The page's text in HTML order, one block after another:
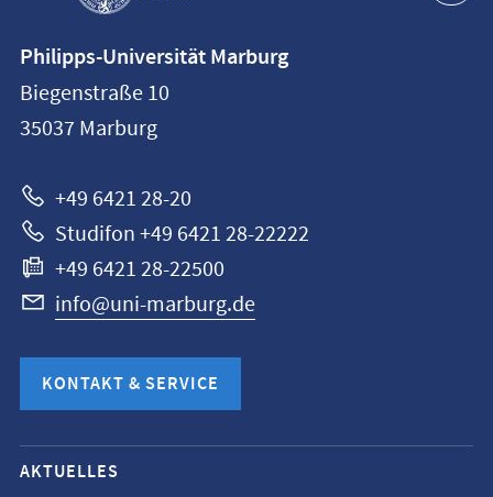
Philipps-
Universität
Marburg
Philipps-Universität Marburg
Biegenstraße 10
35037 Marburg
+49 6421 28-20
Studifon +49 6421 28-22222
+49 6421 28-22500
info@uni-marburg.de
KONTAKT & SERVICE
Mobile-
AKTUELLES